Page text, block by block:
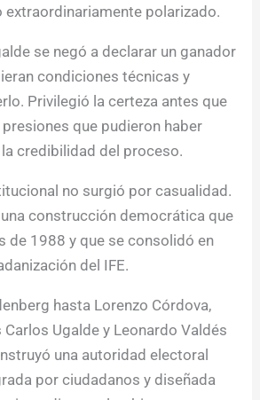
polarizado.
se negó a declarar un ganador
condiciones técnicas y
Privilegió la certeza antes que
que pudieron haber
credibilidad del proceso.
no surgió por casualidad.
construcción democrática que
de 1988 y que se consolidó en
del IFE.
hasta Lorenzo Córdova,
Ugalde y Leonardo Valdés
una autoridad electoral
por ciudadanos y diseñada